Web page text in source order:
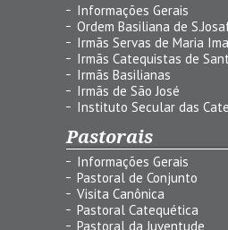
Informações Gerais
Ordem Basiliana de
Irmãs Servas de Maria
Irmãs Catequistas de
Irmãs Basilianas
Irmãs de São José
Instituto Secular das
Pastorais
Informações Gerais
Pastoral de Conjunto
Visita Canônica
Pastoral Catequética
Pastoral da Juventude